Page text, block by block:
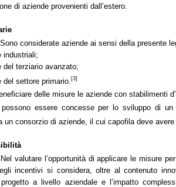
di aziende provenienti dall’estero.
Sono considerate aziende ai sensi della presente
industriali;
del terziario avanzato;
del settore primario.[3]
delle misure le aziende con stabilimenti
possono essere concesse per lo sviluppo di
un consorzio di aziende, il cui capofila deve
Nel valutare l’opportunità di applicare le misure
incentivi si considera, oltre al contenuto
a livello aziendale e l’impatto